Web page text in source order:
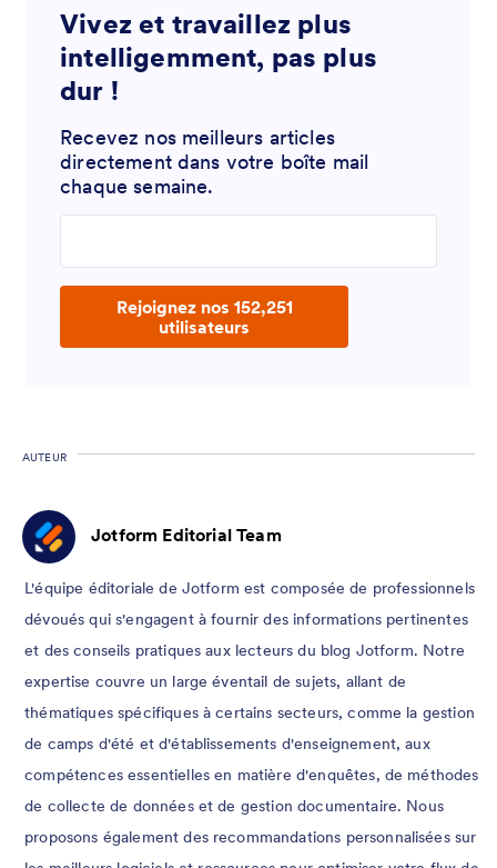
Vivez et travaillez plus
intelligemment, pas plus
dur !
Recevez nos meilleurs articles
directement dans votre boîte mail
chaque semaine.
Rejoignez nos 152,251
utilisateurs
AUTEUR
Jotform Editorial Team
L'équipe éditoriale de Jotform est composée de professionnels
dévoués qui s'engagent à fournir des informations pertinentes
et des conseils pratiques aux lecteurs du blog Jotform. Notre
expertise couvre un large éventail de sujets, allant de
thématiques spécifiques à certains secteurs, comme la gestion
de camps d'été et d'établissements d'enseignement, aux
compétences essentielles en matière d'enquêtes, de méthodes
de collecte de données et de gestion documentaire. Nous
proposons également des recommandations personnalisées sur